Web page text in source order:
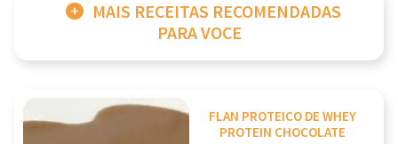
MAIS RECEITAS RECOMENDADAS
PARA VOCE
FLAN PROTEICO DE WHEY
PROTEIN CHOCOLATE